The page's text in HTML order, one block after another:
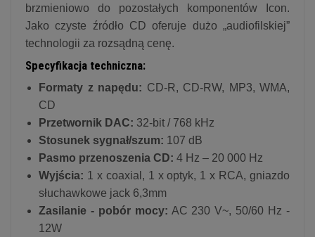
brzmieniowo do pozostałych komponentów Icon.
Jako czyste źródło CD oferuje dużo „audiofilskiej”
technologii za rozsądną cenę.
Specyfikacja techniczna:
Formaty z napędu: CD-R, CD-RW, MP3, WMA,
CD
Przetwornik DAC: 32-bit / 768 kHz
Stosunek sygnał/szum: 107 dB
Pasmo przenoszenia CD: 4 Hz – 20 000 Hz
Wyjścia: 1 x coaxial, 1 x optyk, 1 x RCA, gniazdo
słuchawkowe jack 6,3mm
Zasilanie - pobór mocy: AC 230 V~, 50/60 Hz -
12W